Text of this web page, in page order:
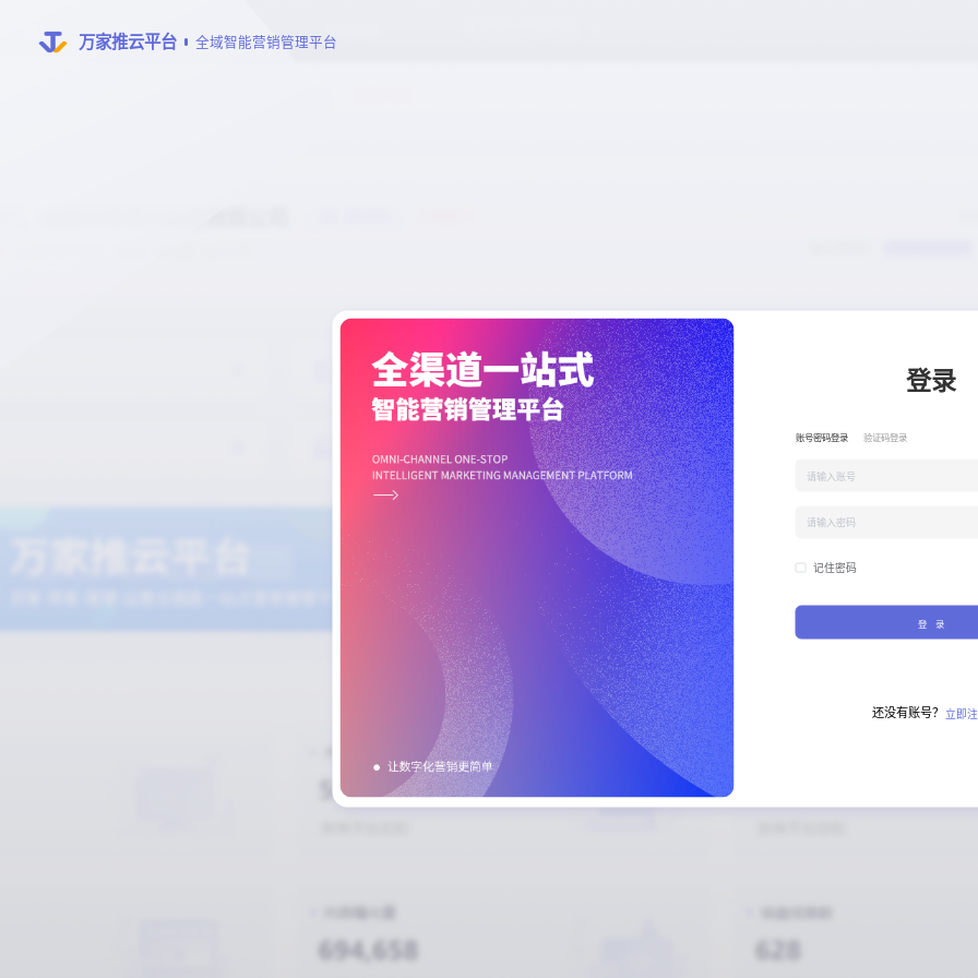
万家推云平台 全域智能营销管理平台
登录
账号密码登录 验证码登录
记住密码
登 录
还没有账号？ 立即